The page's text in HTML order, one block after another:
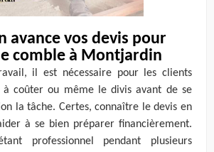
avance vos devis pour
comble à Montjardin
il est nécessaire pour les clients
coûter ou même le divis avant de se
la tâche. Certes, connaître le devis en
à se bien préparer financièrement.
professionnel pendant plusieurs